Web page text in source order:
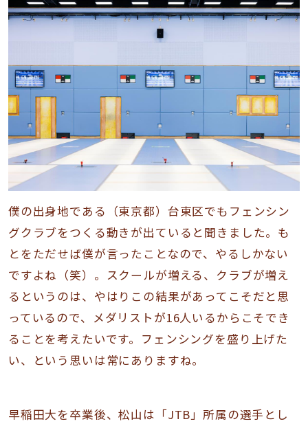
僕の出身地である（東京都）台東区でもフェンシン
グクラブをつくる動きが出ていると聞きました。も
とをただせば僕が言ったことなので、やるしかない
ですよね（笑）。スクールが増える、クラブが増え
るというのは、やはりこの結果があってこそだと思
っているので、メダリストが16人いるからこそでき
ることを考えたいです。フェンシングを盛り上げた
い、という思いは常にありますね。
早稲田大を卒業後、松山は「JTB」所属の選手とし